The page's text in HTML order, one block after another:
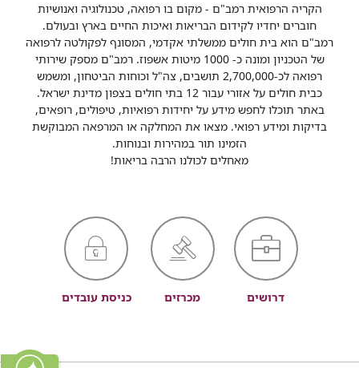
הקריה הרפואית רמב"ם - מקום בו רפואה, טכנולוגיה ואנושיות
חוברים יחדיו לקידום הבריאות ואיכות החיים בארץ ובעולם.
רמב"ם הוא בית חולים ממשלתי אקדמי, המסונף לפקולטה לרפואה
של הטכניון ומונה כ- 1000 מיטות אשפוז. רמב"ם מספק שירותי
רפואה לכ-2,700,000 תושבים, צה"ל וכוחות הביטחון, ומשמש
כבית חולים על אזורי עבור 12 בתי חולים בצפון מדינת ישראל.
באתר תוכלו לחפש מידע על יחידות רפואיות, טיפולים, רופאים,
בדיקות ומידע רפואי. מצאו את המחלקה או המרפאה המבוקשת
הזמינו תור במהירות ובנוחות.
מאחלים לכולנו הרבה בריאות!
דרושים מכרזים כניסת עובדים